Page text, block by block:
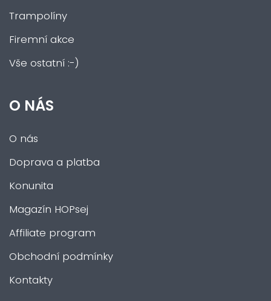
Trampolíny
Firemní akce
Vše ostatní :-)
O NÁS
O nás
Doprava a platba
Konunita
Magazín HOPsej
Affiliate program
Obchodní podmínky
Kontakty